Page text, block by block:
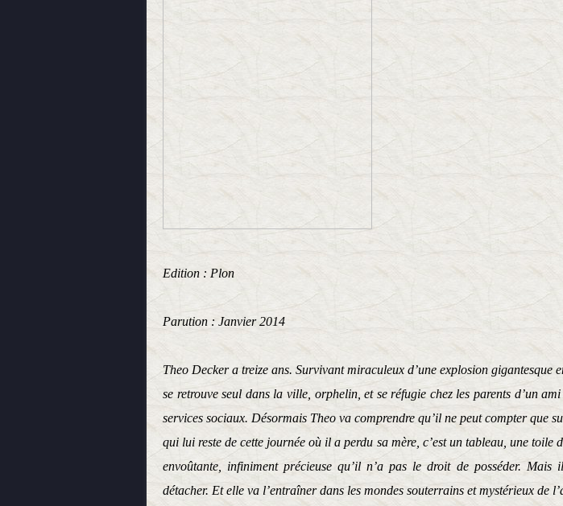
Edition : Plon
Parution : Janvier 2014
Theo Decker a treize ans. Survivant miraculeux d’une explosion gigantesque
se retrouve seul dans la ville, orphelin, et se réfugie chez les parents d’un
services sociaux. Désormais Theo va comprendre qu’il ne peut compter que
qui lui reste de cette journée où il a perdu sa mère, c’est un tableau, une toile
envoûtante, infiniment précieuse qu’il n’a pas le droit de posséder. Mais
détacher. Et elle va l’entraîner dans les mondes souterrains et mystérieux de